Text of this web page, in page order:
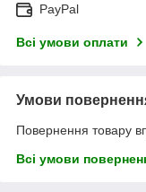
PayPal
Всі умови оплати
Умови
Повернення товару
Всі умови